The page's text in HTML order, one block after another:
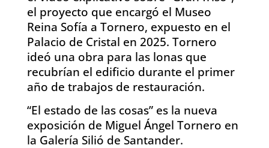
el proyecto que encargó el Museo
Reina Sofía a Tornero, expuesto en el
Palacio de Cristal en 2025. Tornero
ideó una obra para las lonas que
recubrían el edificio durante el primer
año de trabajos de restauración.
“El estado de las cosas” es la nueva
exposición de Miguel Ángel Tornero en
la Galería Silió de Santander.